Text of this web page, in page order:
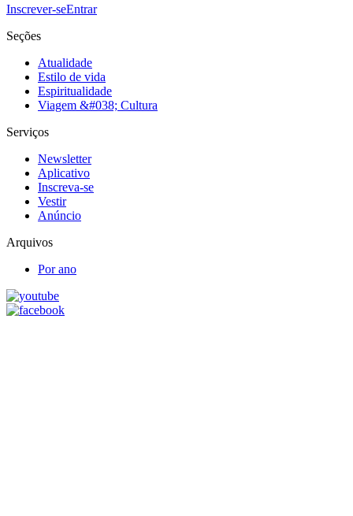
Inscrever-seEntrar
Seções
Atualidade
Estilo de vida
Espiritualidade
Viagem &#038; Cultura
Serviços
Newsletter
Aplicativo
Inscreva-se
Vestir
Anúncio
Arquivos
Por ano